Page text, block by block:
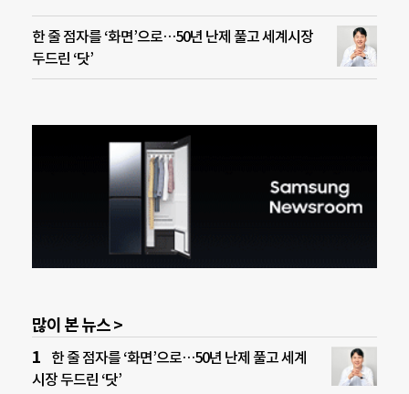
한 줄 점자를 ‘화면’으로…50년 난제 풀고 세계시장
두드린 ‘닷’
많이 본 뉴스 >
한 줄 점자를 ‘화면’으로…50년 난제 풀고 세계
시장 두드린 ‘닷’